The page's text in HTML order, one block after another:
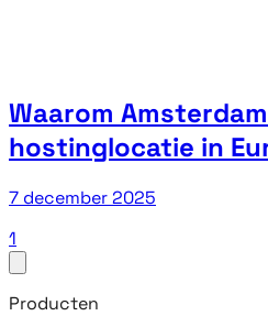
Waarom
hostinglocatie in
7 december 2025
1
Producten